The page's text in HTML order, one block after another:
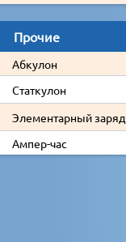
Прочие
Абкулон
Статкулон
Элементарный заряд
Ампер-час